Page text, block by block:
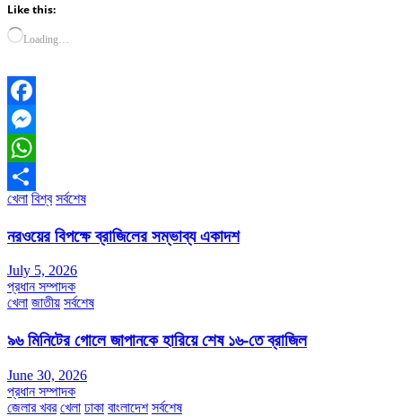
Like this:
Loading…
Facebook
Messenger
WhatsApp
Share
খেলা বিশ্ব সর্বশেষ
নরওয়ের বিপক্ষে ব্রাজিলের সম্ভাব্য একাদশ
July 5, 2026
প্রধান সম্পাদক
খেলা জাতীয় সর্বশেষ
৯৬ মিনিটের গোলে জাপানকে হারিয়ে শেষ ১৬-তে ব্রাজিল
June 30, 2026
প্রধান সম্পাদক
জেলার খবর খেলা ঢাকা বাংলাদেশ সর্বশেষ